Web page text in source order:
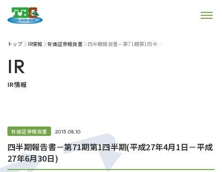
トップ IR情報 有価証券報告書 四半期報告書－第71期第1四半期(平成27年4月1日－平成27年6月30日)
IR
IR情報
有価証券報告書 2015.08.10
四半期報告書－第71期第1四半期(平成27年4月1日－平成
27年6月30日)